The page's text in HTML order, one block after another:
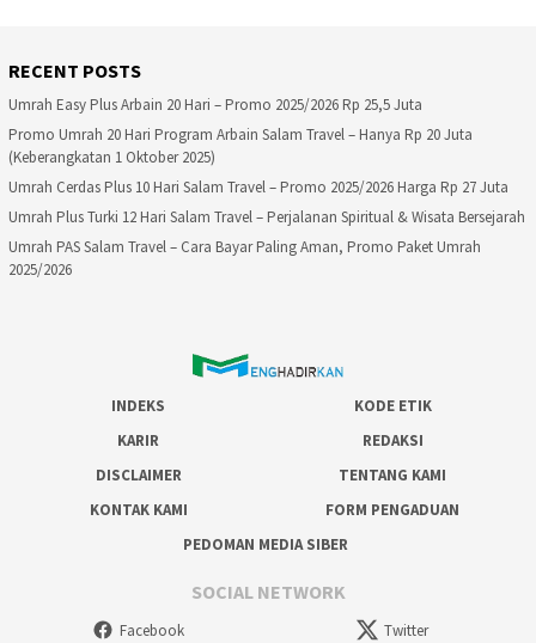
RECENT POSTS
Umrah Easy Plus Arbain 20 Hari – Promo 2025/2026 Rp 25,5 Juta
Promo Umrah 20 Hari Program Arbain Salam Travel – Hanya Rp 20 Juta
(Keberangkatan 1 Oktober 2025)
Umrah Cerdas Plus 10 Hari Salam Travel – Promo 2025/2026 Harga Rp 27 Juta
Umrah Plus Turki 12 Hari Salam Travel – Perjalanan Spiritual & Wisata Bersejarah
Umrah PAS Salam Travel – Cara Bayar Paling Aman, Promo Paket Umrah
2025/2026
INDEKS
KODE ETIK
KARIR
REDAKSI
DISCLAIMER
TENTANG KAMI
KONTAK KAMI
FORM PENGADUAN
PEDOMAN MEDIA SIBER
SOCIAL NETWORK
Facebook
Twitter